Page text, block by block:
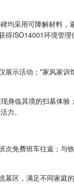
采用可降解材料
ISO14001环境管理
示活动；"家风家
身临其境的扫墓体
力。
免费班车往返；与
区，满足不同家庭